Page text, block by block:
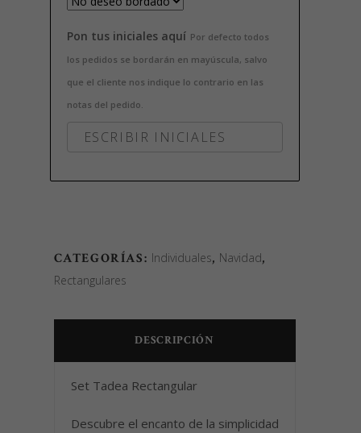
Pon tus iniciales aquí Por defecto todos
los pedidos se bordarán en mayúscula, salvo
que el cliente nos indique lo contrario en las
notas del pedido.
CATEGORÍAS: Individuales, Navidad,
Rectangulares
DESCRIPCIÓN
Set Tadea Rectangular
Descubre el encanto de la simplicidad